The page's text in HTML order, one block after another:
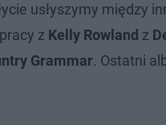
usłyszymy między
z Kelly Rowland z
Grammar. Ostatni